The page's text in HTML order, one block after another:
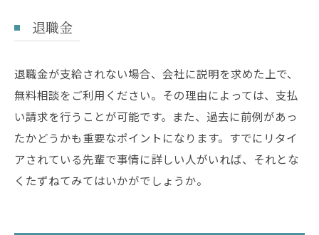
退職金
退職金が支給されない場合、会社に説明を求めた上で、
無料相談をご利用ください。その理由によっては、支払
い請求を行うことが可能です。また、過去に前例があっ
たかどうかも重要なポイントになります。すでにリタイ
アされている先輩で事情に詳しい人がいれば、それとな
くたずねてみてはいかがでしょうか。